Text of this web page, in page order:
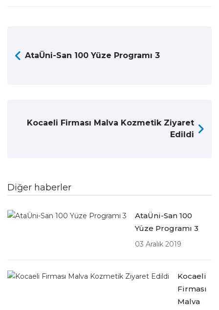
AtaÜni-San 100 Yüze Programı 3
Kocaeli Firması Malva Kozmetik Ziyaret
Edildi
Diğer haberler
AtaÜni-San 100
Yüze Programı 3
03 Aralık 2019
Kocaeli
Firması
Malva